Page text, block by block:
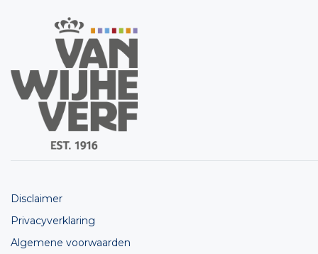
Disclaimer
Privacyverklaring
Algemene voorwaarden